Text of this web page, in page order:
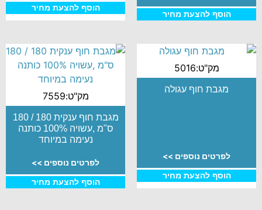
הוסף להצעת מחיר
הוסף להצעת מחיר
מק"ט:5016
מגבת חוף עגולה
לפרטים נוספים >>
הוסף להצעת מחיר
מק"ט:7559
מגבת חוף ענקית 180 / 180
ס"מ ,עשויה 100% כותנה
נעימה במיוחד
לפרטים נוספים >>
הוסף להצעת מחיר